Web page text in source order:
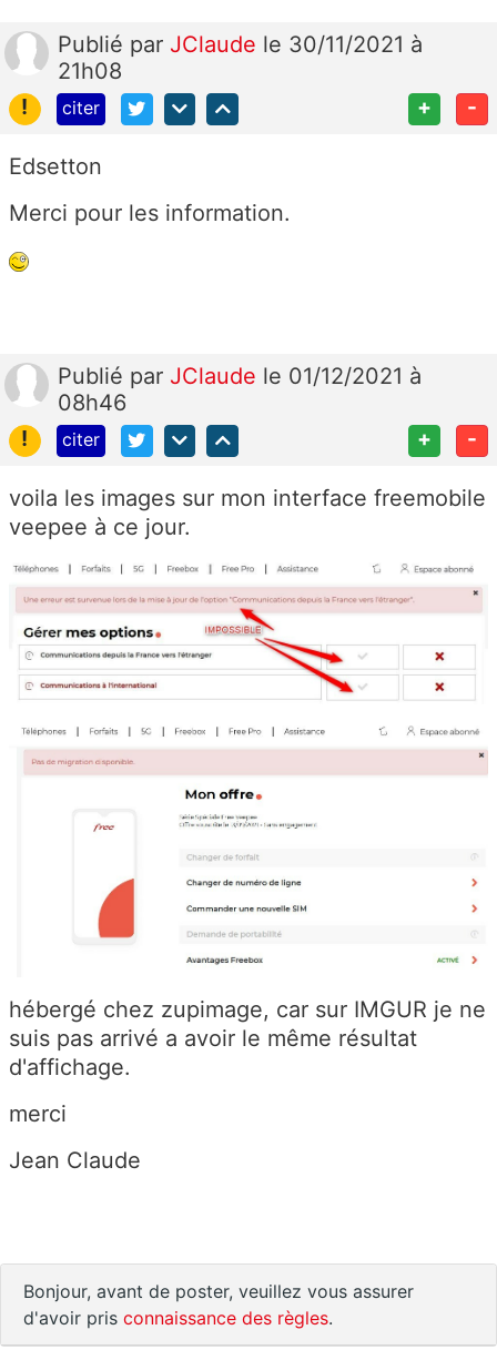
Publié par JClaude le 30/11/2021 à
21h08
!
citer + -
Edsetton
Merci pour les information.
Publié par JClaude le 01/12/2021 à
08h46
!
citer + -
voila les images sur mon interface freemobile
veepee à ce jour.
hébergé chez zupimage, car sur IMGUR je ne
suis pas arrivé a avoir le même résultat
d'affichage.
merci
Jean Claude
Bonjour, avant de poster, veuillez vous assurer
d'avoir pris connaissance des règles.